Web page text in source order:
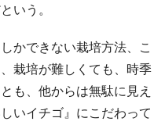
いう。
かできない栽培方法、こ
栽培が難しくても、時季
も、他からは無駄に見え
いイチゴ』にこだわって